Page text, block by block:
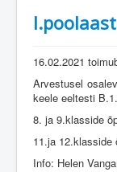
16.02.2021
Arvestusel
keele eeltesti
8. ja 9.klasside
11.ja 12.klasside
Info: Helen